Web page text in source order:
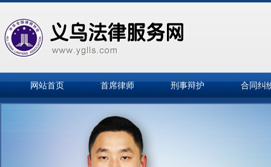
网站首页 首席律师 刑事辩护 合同纠